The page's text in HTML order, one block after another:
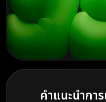
คำแนะนำกา